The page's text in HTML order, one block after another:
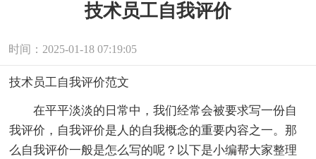
技术员工自我评价
时间：2025-01-18 07:19:05
技术员工自我评价范文
在平平淡淡的日常中，我们经常会被要求写一份自
我评价，自我评价是人的自我概念的重要内容之一。那
么自我评价一般是怎么写的呢？以下是小编帮大家整理